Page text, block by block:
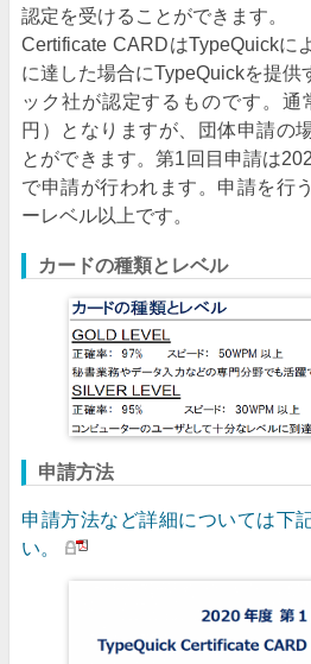
認定を受けることができます。
Certificate CARDはTypeQuickに
に達した場合にTypeQuickを提供
ック社が認定するものです。通
円）となりますが、団体申請の
とができます。第1回目申請は
で申請が行われます。申請を行
ーレベル以上です。
カードの種類とレベル
申請方法
申請方法など詳細については下
い。